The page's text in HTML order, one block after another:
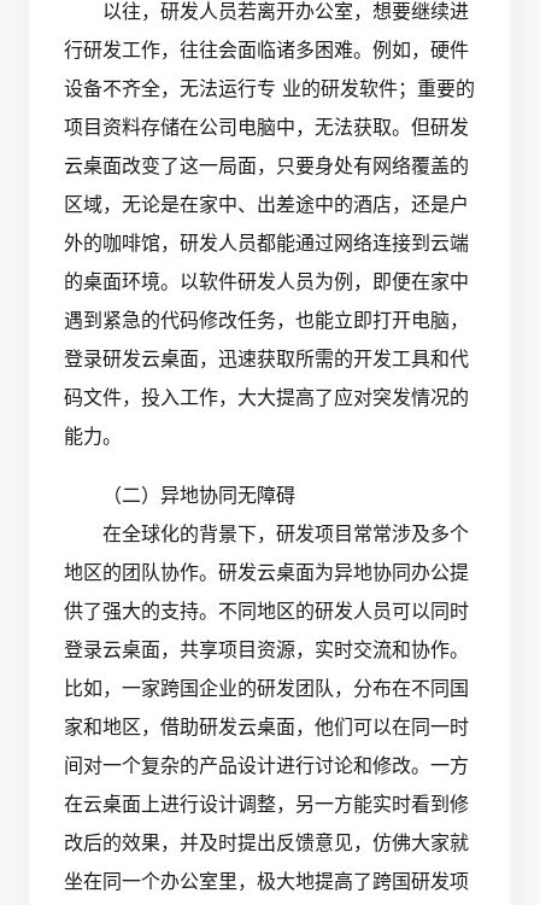
以往，研发人员若离开办公室，想要继续进
行研发工作，往往会面临诸多困难。例如，硬件
设备不齐全，无法运行专 业的研发软件；重要的
项目资料存储在公司电脑中，无法获取。但研发
云桌面改变了这一局面，只要身处有网络覆盖的
区域，无论是在家中、出差途中的酒店，还是户
外的咖啡馆，研发人员都能通过网络连接到云端
的桌面环境。以软件研发人员为例，即便在家中
遇到紧急的代码修改任务，也能立即打开电脑，
登录研发云桌面，迅速获取所需的开发工具和代
码文件，投入工作，大大提高了应对突发情况的
能力。
（二）异地协同无障碍
在全球化的背景下，研发项目常常涉及多个
地区的团队协作。研发云桌面为异地协同办公提
供了强大的支持。不同地区的研发人员可以同时
登录云桌面，共享项目资源，实时交流和协作。
比如，一家跨国企业的研发团队，分布在不同国
家和地区，借助研发云桌面，他们可以在同一时
间对一个复杂的产品设计进行讨论和修改。一方
在云桌面上进行设计调整，另一方能实时看到修
改后的效果，并及时提出反馈意见，仿佛大家就
坐在同一个办公室里，极大地提高了跨国研发项